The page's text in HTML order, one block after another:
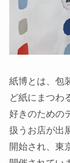
紙博とは、包
ど紙にまつわ
好きのための
扱うお店が出
開始され、東